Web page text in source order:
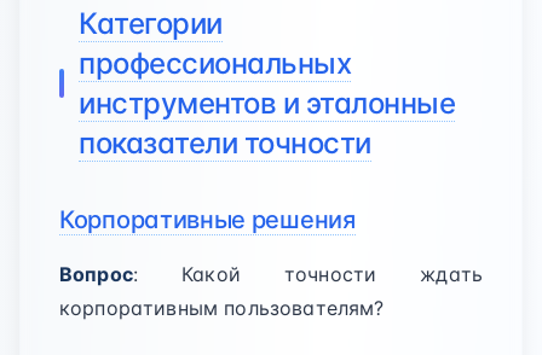
Категории
профессиональных
инструментов и эталонные
показатели точности
Корпоративные решения
Вопрос: Какой точности ждать
корпоративным пользователям?